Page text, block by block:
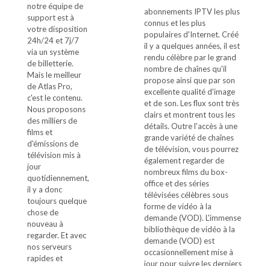
notre équipe de
support est à
votre disposition
24h/24 et 7j/7
via un système
de billetterie.
Mais le meilleur
de Atlas Pro,
c'est le contenu.
Nous proposons
des milliers de
films et
d'émissions de
télévision mis à
jour
quotidiennement,
il y a donc
toujours quelque
chose de
nouveau à
regarder. Et avec
nos serveurs
rapides et
abonnements IPTV les plus
connus et les plus
populaires d'Internet. Créé
il y a quelques années, il est
rendu célèbre par le grand
nombre de chaînes qu'il
propose ainsi que par son
excellente qualité d'image
et de son. Les flux sont très
clairs et montrent tous les
détails. Outre l'accès à une
grande variété de chaînes
de télévision, vous pourrez
également regarder de
nombreux films du box-
office et des séries
télévisées célèbres sous
forme de vidéo à la
demande (VOD). L'immense
bibliothèque de vidéo à la
demande (VOD) est
occasionnellement mise à
jour pour suivre les derniers